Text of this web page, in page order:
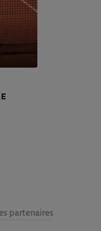
partenaires